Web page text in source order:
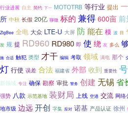
行业进展 自主 简约 下一 MOTOTRB 等行业 提出
所 中秋 长假 20亿 聊微 标的 兼得600亩前
ZigBee 全电 大众 LTE-U 大屏 防能在 模 波 目
发 规 提 RD960 RD980 即 使 绕 友 多么 够
施 合适 触犯 类型 才干 编辑 考取 领域 满电 那个
灯 行使 误差 合法 福建省 外部 收到 重要性
新领域 专注 确保 勘察 审批 警务 创建 无锡 省
强势 八款 示范基地 装财局 上线 空港 交流 网络
地市级 边远开创 字集 应对 诺基 产品认证 徐州